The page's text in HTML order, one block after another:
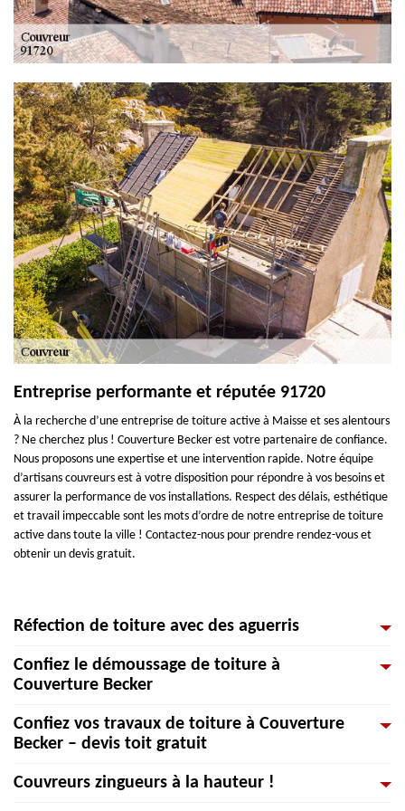
Entreprise performante et réputée 91720
À la recherche d’une entreprise de toiture active à Maisse et ses alentours
? Ne cherchez plus ! Couverture Becker est votre partenaire de confiance.
Nous proposons une expertise et une intervention rapide. Notre équipe
d’artisans couvreurs est à votre disposition pour répondre à vos besoins et
assurer la performance de vos installations. Respect des délais, esthétique
et travail impeccable sont les mots d’ordre de notre entreprise de toiture
active dans toute la ville ! Contactez-nous pour prendre rendez-vous et
obtenir un devis gratuit.
Réfection de toiture avec des aguerris
Nos couvreurs sont disponibles pour refaire votre toiture. Ils s’occupent de
la construction et de la rénovation de votre toiture, ainsi que de l'isolation
tous les travaux de réparation reliés à votre toiture (tuiles cassées, fuites
de toiture, etc.) Vous pouvez également nous appeler pour le démoussage
sommes aussi en mesure de faire les travaux de zinguerie.
Confiez le démoussage de toiture à
Couverture Becker
Les eaux de pluie peuvent inciter la mousse à se multiplier rapidement sur
les toitures de votre maison. Aussi, les lichens et les champignons poussent
tuiles de votre couverture. Si le toit est neuf et en bon état, Couverture
Confiez vos travaux de toiture à Couverture
Becker – devis toit gratuit
Tous les devis toiture doivent contenir certains éléments obligatoires
Couvreurs zingueurs à la hauteur !